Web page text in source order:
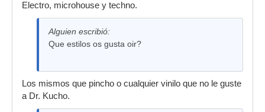
Electro, microhouse y techno.
Alguien escribió:
Que estilos os gusta oir?
Los mismos que pincho o cualquier vinilo que no le guste
a Dr. Kucho.